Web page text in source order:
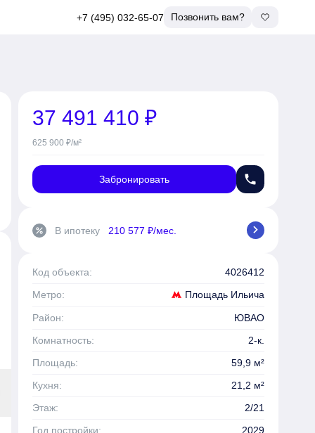
+7 (495) 032-65-07 Позвонить вам?
37 491 410 ₽
625 900 ₽/м²
Забронировать phone
percent В ипотеку 210 577 ₽/мес. chevron_right
Код объекта: 4026412
Метро: Площадь Ильича
Район:
ЮВАО
Комнатность:
2-к.
Площадь:
59,9 м²
Кухня:
21,2 м²
Этаж:
2/21
Год постройки:
2029